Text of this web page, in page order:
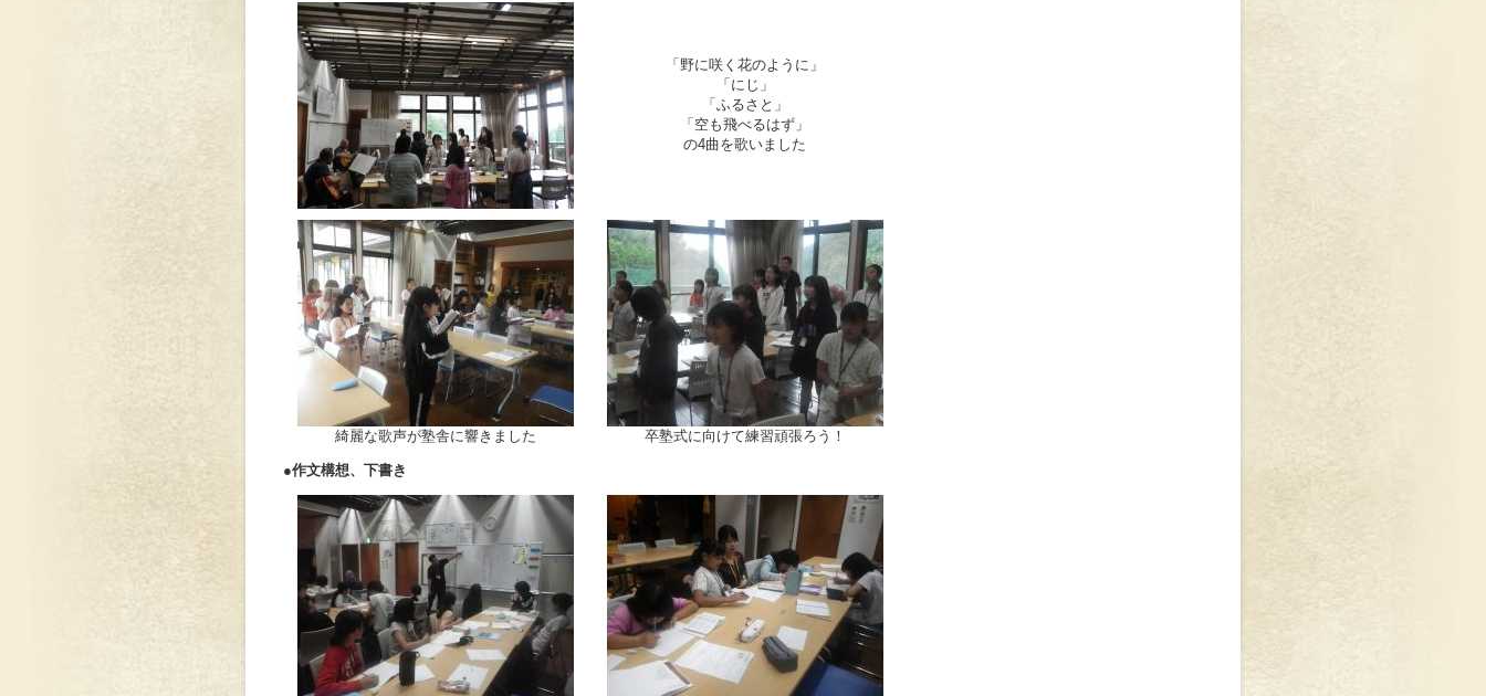
「野に咲く花のように」
「にじ」
「ふるさと」
「空も飛べるはず」
の4曲を歌いました
綺麗な歌声が塾舎に響きました 卒塾式に向けて練習頑張ろう！
●作文構想、下書き